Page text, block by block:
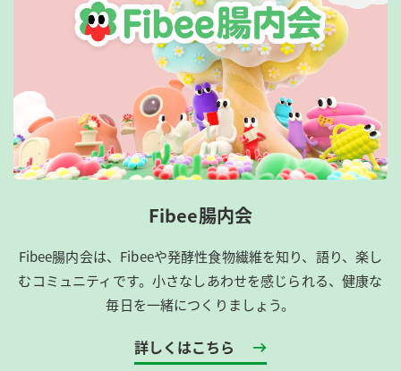
Fibee腸内会
Fibee腸内会は、​Fibeeや発酵性食物繊維を知り、語り、楽し
むコミュニティです。​小さなしあわせを感じられる、健康な
毎日を一緒につくりましょう。
詳しくはこちら